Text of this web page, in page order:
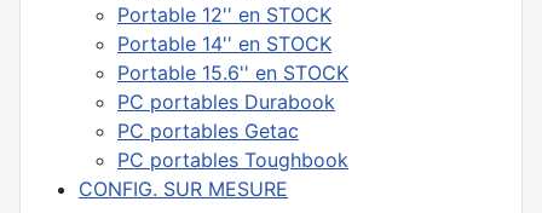
Portable 12'' en STOCK
Portable 14'' en STOCK
Portable 15.6'' en STOCK
PC portables Durabook
PC portables Getac
PC portables Toughbook
CONFIG. SUR MESURE